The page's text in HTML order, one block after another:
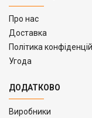
Про нас
Доставка
Політика
Угода
ДОДАТКОВО
Виробники